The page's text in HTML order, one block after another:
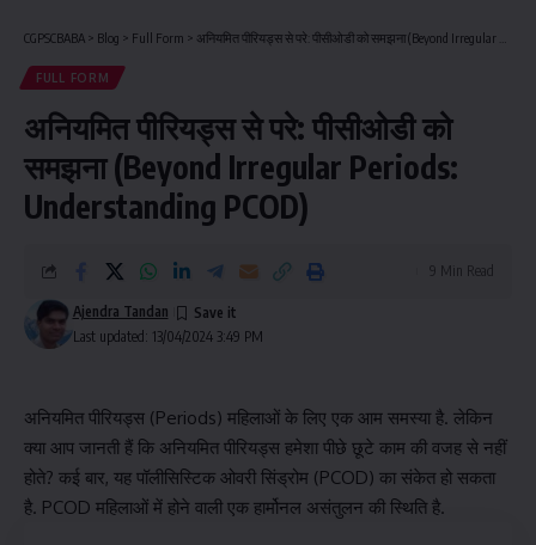
CGPSCBABA > Blog > Full Form > अनियमित पीरियड्स से परे: पीसीओडी को समझना (Beyond Irregular Periods: Understanding PCOD)
FULL FORM
अनियमित पीरियड्स से परे: पीसीओडी को
समझना (Beyond Irregular Periods:
Understanding PCOD)
Last updated: 13/04/2024 3:49 PM
Ajendra Tandan
9 Min Read
अनियमित पीरियड्स (Periods) महिलाओं के लिए एक आम समस्या है. लेकिन
क्या आप जानती हैं कि अनियमित पीरियड्स हमेशा पीछे छूटे काम की वजह से नहीं
होते? कई बार, यह पॉलीसिस्टिक ओवरी सिंड्रोम (PCOD) का संकेत हो सकता
है. PCOD महिलाओं में होने वाली एक हार्मोनल असंतुलन की स्थिति है.